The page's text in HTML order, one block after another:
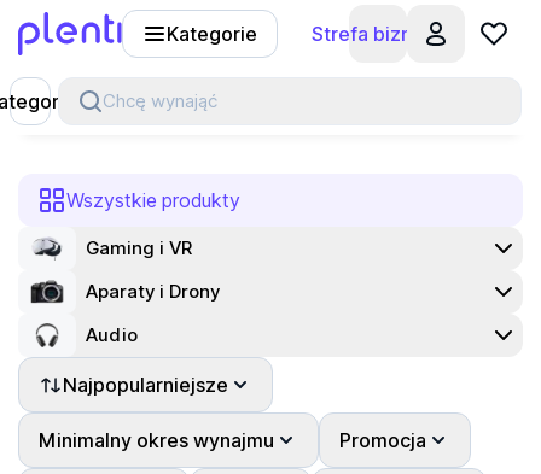
Kategorie Strefa biznesu
Chcę wynająć
Wszystkie produkty
Gaming i VR
Aparaty i Drony
Audio
Najpopularniejsze
Minimalny okres wynajmu Promocja